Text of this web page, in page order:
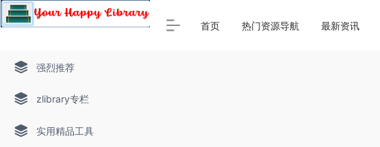
Warning: Array to string conversion in/www/thinkdoc/wp-content/
强烈推荐
zlibrary专栏
实用精品工具
首页 热门资源导航 最新资讯